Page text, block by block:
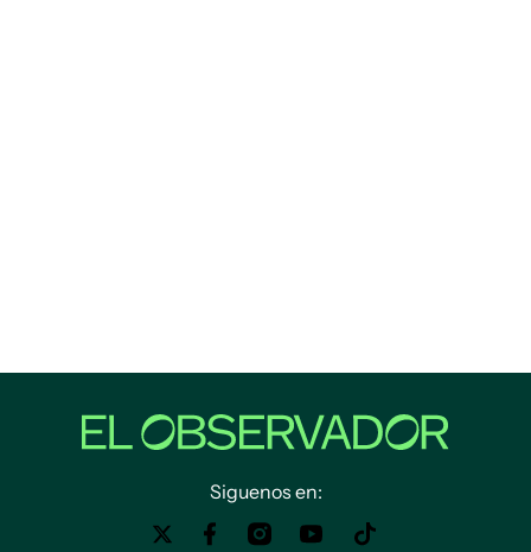
Siguenos en: